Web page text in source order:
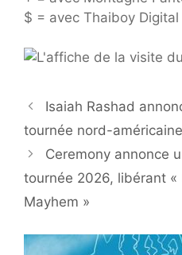
$ = avec Thaiboy Digital
Isaiah Rashad
tournée nord-
Ceremony annonce
tournée 2026, libérant «
Mayhem »